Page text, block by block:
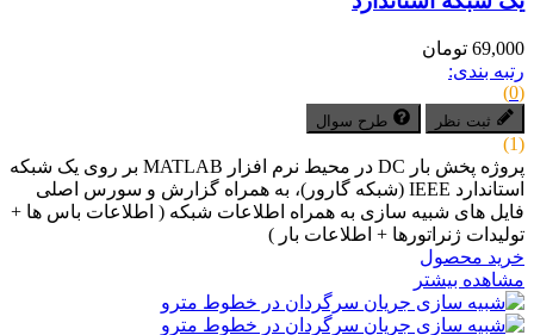
69,000 تومان
رتبه بندی:
(0)
ثبت نظر طرح سوال
(1)
پروژه پخش بار DC در محیط نرم افزار MATLAB بر روی یک شبکه
استاندارد IEEE (شبکه گارور)، به همراه گزارش و سورس اصلی
فایل های شبیه سازی به همراه اطلاعات شبکه ( اطلاعات باس ها +
تولیدات ژنراتورها + اطلاعات بار )
خرید محصول
مشاهده بیشتر